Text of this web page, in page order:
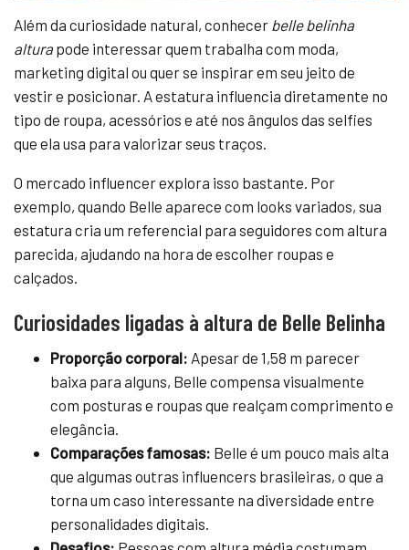
Além da curiosidade natural, conhecer belle belinha
altura pode interessar quem trabalha com moda,
marketing digital ou quer se inspirar em seu jeito de
vestir e posicionar. A estatura influencia diretamente no
tipo de roupa, acessórios e até nos ângulos das selfies
que ela usa para valorizar seus traços.
O mercado influencer explora isso bastante. Por
exemplo, quando Belle aparece com looks variados, sua
estatura cria um referencial para seguidores com altura
parecida, ajudando na hora de escolher roupas e
calçados.
Curiosidades ligadas à altura de Belle Belinha
Proporção corporal: Apesar de 1,58 m parecer
baixa para alguns, Belle compensa visualmente
com posturas e roupas que realçam comprimento e
elegância.
Comparações famosas: Belle é um pouco mais alta
que algumas outras influencers brasileiras, o que a
torna um caso interessante na diversidade entre
personalidades digitais.